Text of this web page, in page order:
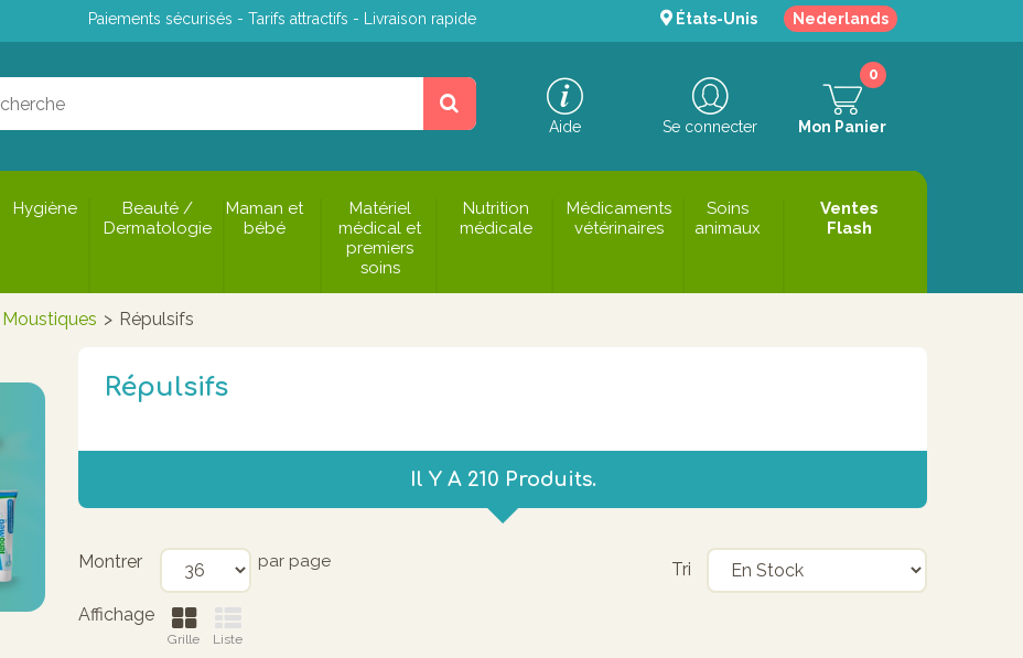
Paiements sécurisés - Tarifs attractifs - Livraison rapide États-Unis Nederlands
Aide Se connecter Mon Panier
0
Hygiène
Beauté /
Dermatologie
Maman et
bébé
Matériel
médical et
premiers
soins
Nutrition
médicale
Médicaments
vétérinaires
Soins
animaux
Ventes
Flash
Moustiques > Répulsifs
Répulsifs
Il Y A 210 Produits.
Montrer par page Tri
Affichage
Grille Liste